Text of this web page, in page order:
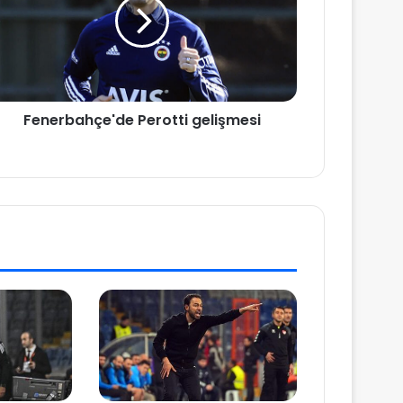
Fenerbahçe'de Perotti gelişmesi